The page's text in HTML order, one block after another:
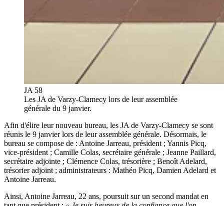
JA 58
Les JA de Varzy-Clamecy lors de leur assemblée
générale du 9 janvier.
Afin d'élire leur nouveau bureau, les JA de Varzy-Clamecy se sont
réunis le 9 janvier lors de leur assemblée générale. Désormais, le
bureau se compose de : Antoine Jarreau, président ; Yannis Picq,
vice-président ; Camille Colas, secrétaire générale ; Jeanne Paillard,
secrétaire adjointe ; Clémence Colas, trésorière ; Benoît Adelard,
trésorier adjoint ; administrateurs : Mathéo Picq, Damien Adelard et
Antoine Jarreau.
Ainsi, Antoine Jarreau, 22 ans, poursuit sur un second mandat en